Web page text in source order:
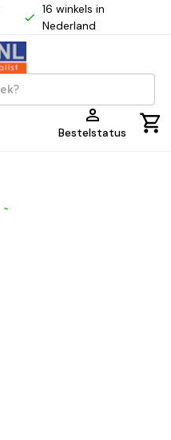
16 winkels in
Nederland
Bestelstatus